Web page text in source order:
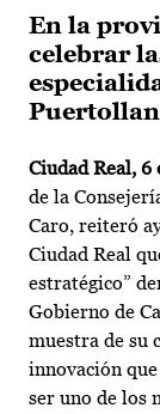
En la
celebrar
Ciudad Real, 6
de la
Caro, reiteró
Ciudad Real
estratégico”
Gobierno de
muestra de su
innovación
ser uno de los